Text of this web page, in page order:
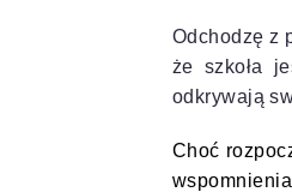
Odchodzę z
że szkoła
odkrywają
Choć